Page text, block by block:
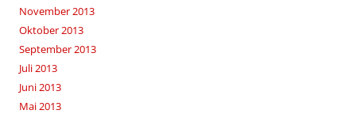
November 2013
Oktober 2013
September 2013
Juli 2013
Juni 2013
Mai 2013